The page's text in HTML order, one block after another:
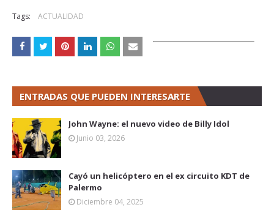
Tags: ACTUALIDAD
ENTRADAS QUE PUEDEN INTERESARTE
John Wayne: el nuevo video de Billy Idol
Junio 03, 2026
Cayó un helicóptero en el ex circuito KDT de
Palermo
Diciembre 04, 2025